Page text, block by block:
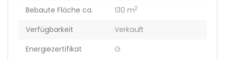
Bebaute Fläche ca.
130 m2
Verfügbarkeit
Verkauft
Energiezertifikat
G